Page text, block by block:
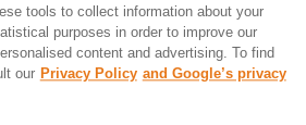
avec l’immobilier ancien
avec les FCPI
industriel
avec un PER
tools to collect information about your
purposes in order to improve our
content and advertising. To find
our Privacy Policy and Google’s privacy